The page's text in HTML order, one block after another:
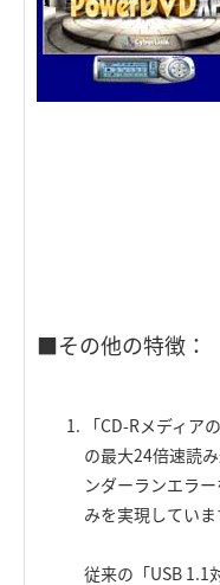
■その他の特徴：
「CD-Rメディ
の最大24倍速読
ンダーランエラ
みを実現していま
従来の「USB 1.1